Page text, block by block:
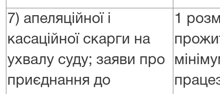
7) апеляційної і
касаційної скарги на
ухвалу суду; заяви про
приєднання до
1